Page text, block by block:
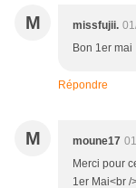
M missfujii.
Bon 1er mai
Répondre
M moune17
Merci pour
1er Mai<br /